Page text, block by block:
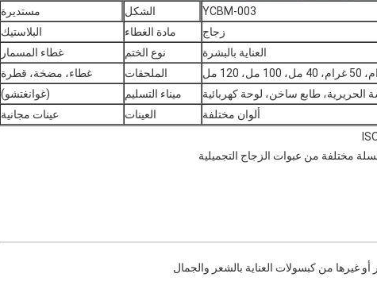
YCBM-003 الشكل
مستديرة
زجاج مادة الغطاء
البلاستيك
العناية بالبشرة نوع الختم
غطاء المسمار
الملحقات
غطاء، مضخة، قطرة
الحريرية، طابع ساخن، لوحة كهربائية ميناء التسليم
(غوانغتشو)
ألوان مختلفة العينات
عينات مجانية
غيرها من كبسولات العناية بالشعر والجمال